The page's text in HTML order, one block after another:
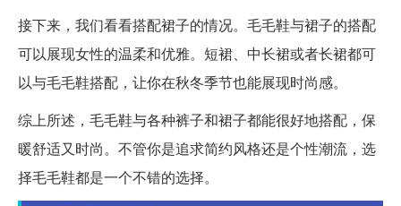
接下来，我们看看搭配裙子的情况。毛毛鞋与裙子的搭配
可以展现女性的温柔和优雅。短裙、中长裙或者长裙都可
以与毛毛鞋搭配，让你在秋冬季节也能展现时尚感。
综上所述，毛毛鞋与各种裤子和裙子都能很好地搭配，保
暖舒适又时尚。不管你是追求简约风格还是个性潮流，选
择毛毛鞋都是一个不错的选择。